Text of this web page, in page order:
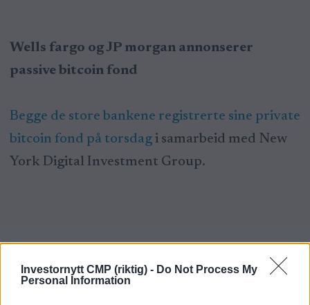
Investornytt CMP (riktig) - Do Not Process My
Personal Information
Wells fargo og JP morgan annonserer
passive bitcoin fond
Begge de store bankene registrerte sine private
bitcoin fond på torsdagi samarbeid med New
York Digital Investment Group.